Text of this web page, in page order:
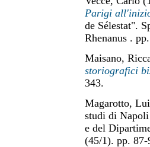
Parigi
de Sélestat".
Rhenanus .
Maisano,
storiografici
343.
Magarotto,
studi di
e del
(45/1). pp.